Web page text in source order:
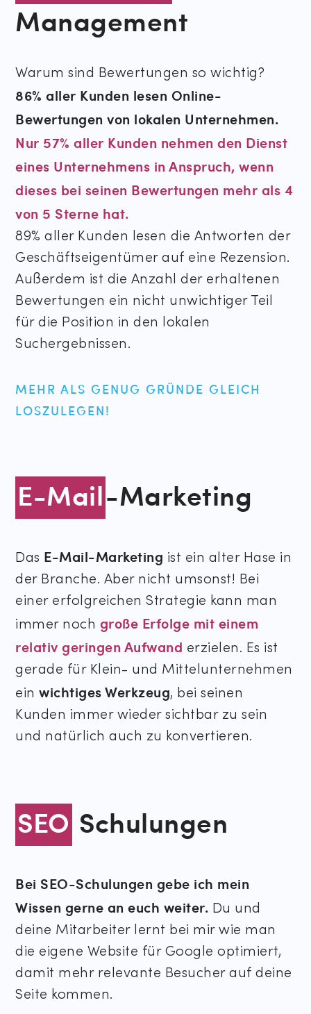
Management
Warum sind Bewertungen so wichtig?
86% aller Kunden lesen Online-
Bewertungen von lokalen Unternehmen.
Nur 57% aller Kunden nehmen den Dienst
eines Unternehmens in Anspruch, wenn
dieses bei seinen Bewertungen mehr als 4
von 5 Sterne hat.
89% aller Kunden lesen die Antworten der
Geschäftseigentümer auf eine Rezension.
Außerdem ist die Anzahl der erhaltenen
Bewertungen ein nicht unwichtiger Teil
für die Position in den lokalen
Suchergebnissen.
MEHR ALS GENUG GRÜNDE GLEICH
LOSZULEGEN!
E-Mail-Marketing
Das E-Mail-Marketing ist ein alter Hase in
der Branche. Aber nicht umsonst! Bei
einer erfolgreichen Strategie kann man
immer noch große Erfolge mit einem
relativ geringen Aufwand erzielen. Es ist
gerade für Klein- und Mittelunternehmen
einwichtiges Werkzeug, bei seinen
Kunden immer wieder sichtbar zu sein
und natürlich auch zu konvertieren.
SEO Schulungen
Bei SEO-Schulungen gebe ich mein
Wissen gerne an euch weiter. Du und
deine Mitarbeiter lernt bei mir wie man
die eigene Website für Google optimiert,
damit mehr relevante Besucher auf deine
Seite kommen.